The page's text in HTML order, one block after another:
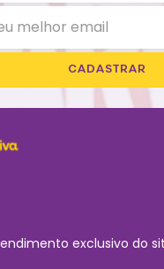
CADASTRAR
exclusivo do